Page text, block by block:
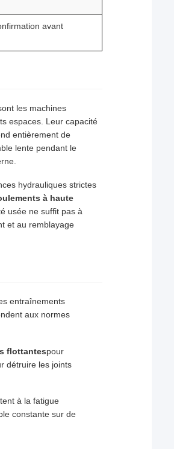
avant
les machines
espaces. Leur capacité
entièrement de
lente pendant le
hydrauliques strictes
à haute
usée ne suffit pas à
et au remblayage
entraînements
aux normes
flottantespour
détruire les joints
à la fatigue
constante sur de